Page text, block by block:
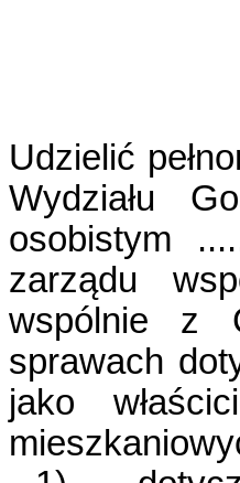
Udzielić
Wydziału
osobistym
zarządu
wspólnie z
sprawach
jako